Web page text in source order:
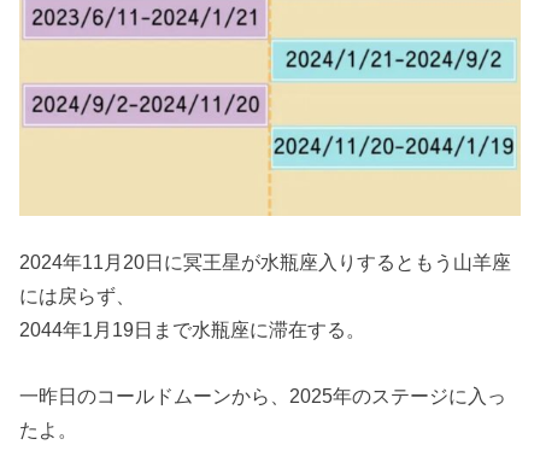
2024年11月20日に冥王星が水瓶座入りするともう山羊座
には戻らず、
2044年1月19日まで水瓶座に滞在する。
一昨日のコールドムーンから、2025年のステージに入っ
たよ。